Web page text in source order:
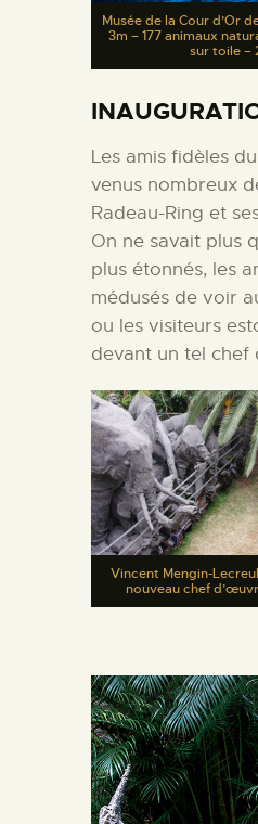
Musée de la Cour d’Or
3m – 177 animaux
sur toile –
Les amis fidèles
venus nombreux
Radeau-Ring et
On ne savait plus
plus étonnés, les
médusés de voir
ou les visiteurs
devant un tel chef
Vincent Mengin-
nouveau chef